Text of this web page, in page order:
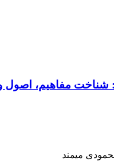
مفاهیم، اصول و
میمند